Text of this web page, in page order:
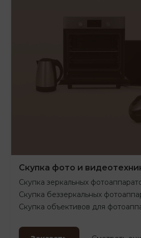
Скупка фото и
Скупка зеркальных
Скупка беззеркальных
Скупка объективов для